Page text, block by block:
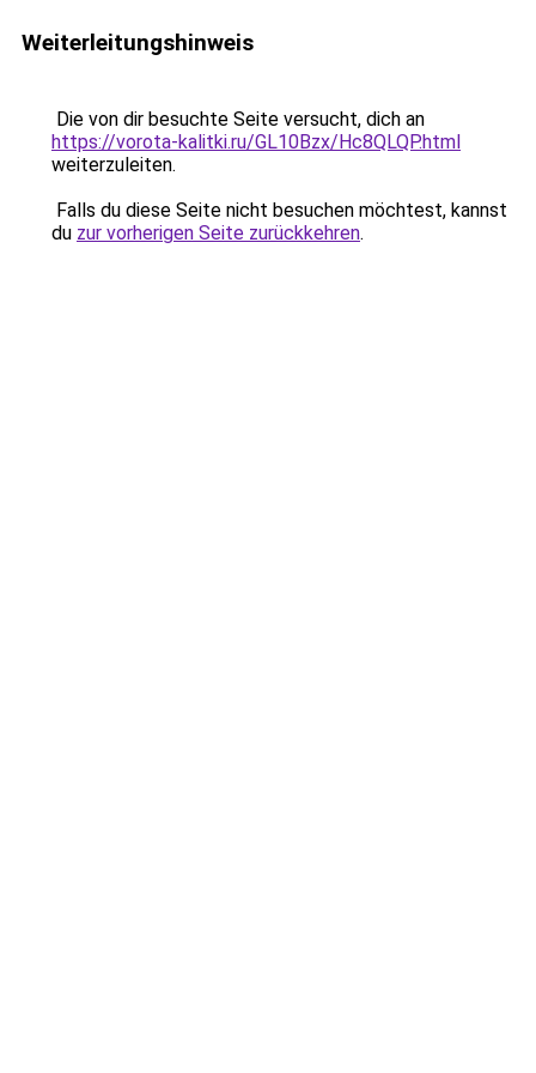
Weiterleitungshinweis
Die von dir besuchte Seite versucht, dich an
https://vorota-kalitki.ru/GL10Bzx/Hc8QLQP.html
weiterzuleiten.
Falls du diese Seite nicht besuchen möchtest, kannst
du zur vorherigen Seite zurückkehren.